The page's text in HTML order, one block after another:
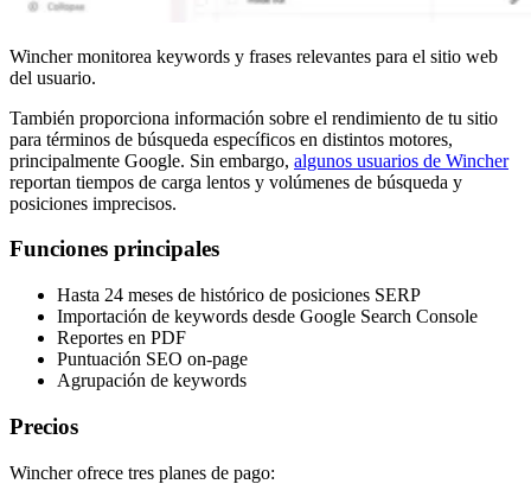
Wincher monitorea keywords y frases relevantes para el sitio web
del usuario.
También proporciona información sobre el rendimiento de tu sitio
para términos de búsqueda específicos en distintos motores,
principalmente Google. Sin embargo, algunos usuarios de Wincher
reportan tiempos de carga lentos y volúmenes de búsqueda y
posiciones imprecisos.
Funciones principales
Hasta 24 meses de histórico de posiciones SERP
Importación de keywords desde Google Search Console
Reportes en PDF
Puntuación SEO on-page
Agrupación de keywords
Precios
Wincher ofrece tres planes de pago: